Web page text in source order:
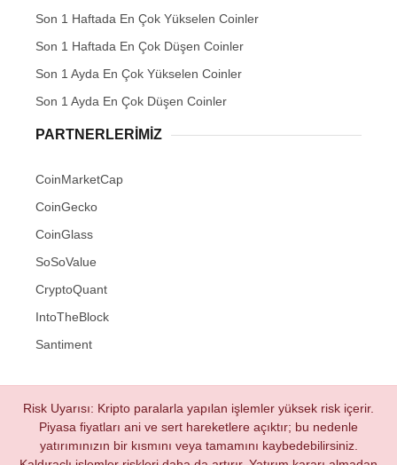
Son 1 Haftada En Çok Yükselen Coinler
Son 1 Haftada En Çok Düşen Coinler
Son 1 Ayda En Çok Yükselen Coinler
Son 1 Ayda En Çok Düşen Coinler
PARTNERLERIMIZ
CoinMarketCap
CoinGecko
CoinGlass
SoSoValue
CryptoQuant
IntoTheBlock
Santiment
Risk Uyarısı: Kripto paralarla yapılan işlemler yüksek risk içerir.
Piyasa fiyatları ani ve sert hareketlere açıktır; bu nedenle
yatırımınızın bir kısmını veya tamamını kaybedebilirsiniz.